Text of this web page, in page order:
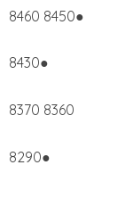
8460 8450●
8430●
8370 8360
8290●